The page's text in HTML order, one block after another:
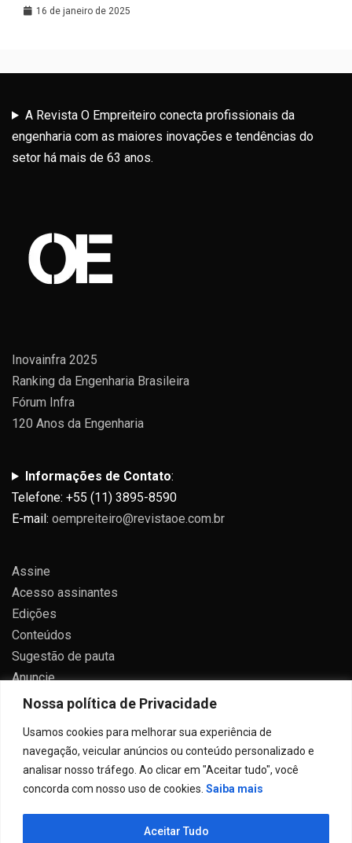
Nossa política de Privacidade
Usamos cookies para melhorar sua experiência de
navegação, veicular anúncios ou conteúdo personalizado e
analisar nosso tráfego. Ao clicar em "Aceitar tudo", você
concorda com nosso uso de cookies. Saiba mais
Aceitar Tudo
Latina
16 de janeiro de 2025
A Revista O Empreiteiro conecta profissionais da
engenharia com as maiores inovações e tendências do
setor há mais de 63 anos.
Inovainfra 2025
Ranking da Engenharia Brasileira
Fórum Infra
120 Anos da Engenharia
Informações de Contato:
Telefone: +55 (11) 3895-8590
E-mail: oempreiteiro@revistaoe.com.br
Assine
Acesso assinantes
Edições
Conteúdos
Sugestão de pauta
Anuncie
Contato
Todos direitos reservados 2024.